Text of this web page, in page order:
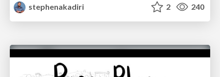
stephenakadiri
2 240